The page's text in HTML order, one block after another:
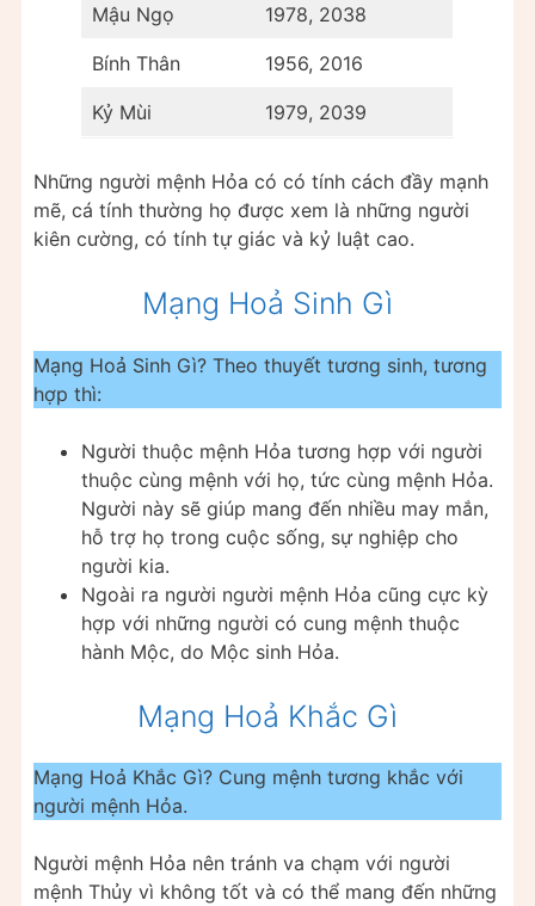
Mậu Ngọ 1978, 2038
Bính Thân 1956, 2016
Kỷ Mùi 1979, 2039
Những người mệnh Hỏa có có tính cách đầy mạnh
mẽ, cá tính thường họ được xem là những người
kiên cường, có tính tự giác và kỷ luật cao.
Mạng Hoả Sinh Gì
Mạng Hoả Sinh Gì? Theo thuyết tương sinh, tương
hợp thì:
Người thuộc mệnh Hỏa tương hợp với người
thuộc cùng mệnh với họ, tức cùng mệnh Hỏa.
Người này sẽ giúp mang đến nhiều may mắn,
hỗ trợ họ trong cuộc sống, sự nghiệp cho
người kia.
Ngoài ra người người mệnh Hỏa cũng cực kỳ
hợp với những người có cung mệnh thuộc
hành Mộc, do Mộc sinh Hỏa.
Mạng Hoả Khắc Gì
Mạng Hoả Khắc Gì? Cung mệnh tương khắc với
người mệnh Hỏa.
Người mệnh Hỏa nên tránh va chạm với người
mệnh Thủy vì không tốt và có thể mang đến những